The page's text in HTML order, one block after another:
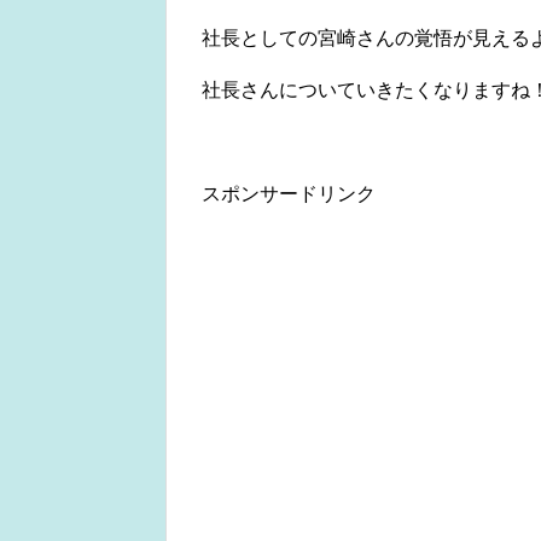
社長としての宮崎さんの覚悟が見える
社長さんについていきたくなりますね！
スポンサードリンク